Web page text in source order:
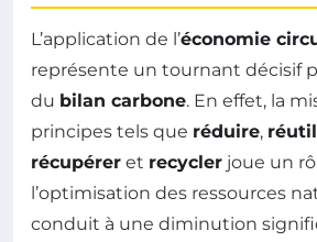
L’application de l’économie
représente un tournant décisif
du bilan carbone. En effet, la
principes tels que réduire,
récupérer et recycler joue un
l’optimisation des ressources
conduit à une diminution